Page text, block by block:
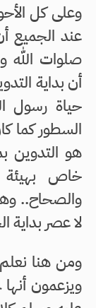
وعلى كل
عند الجميع
صلوات الله
أن بداية
حياة رسول
السطور كما
هو التدوين
خاص بهيئة
والصحاح..
لا عصر بداية
ومن هنا
ويزعمون